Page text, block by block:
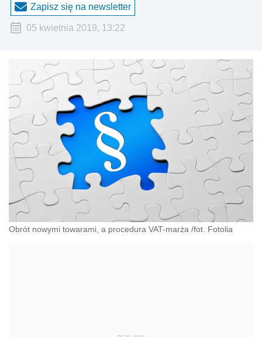
Zapisz się na newsletter
05 kwietnia 2019, 13:22
Obrót nowymi towarami, a procedura VAT-marża /fot. Fotolia